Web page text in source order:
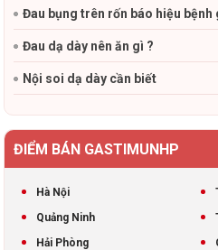
Đau bụng trên rốn báo hiệu bệnh
Đau dạ dày nên ăn gì ?
Nội soi dạ dày cần biết
ĐIỂM BÁN GASTIMUNHP
Hà Nội
Quảng Ninh
Hải Phòng